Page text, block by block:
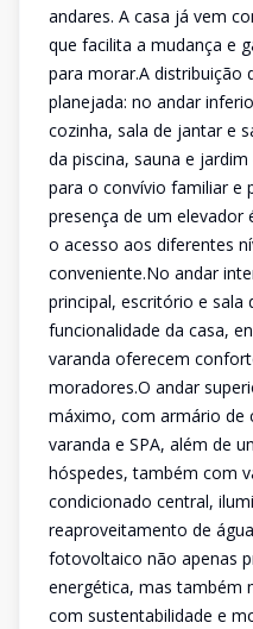
andares. A casa já vem
que facilita a mudança e
para morar.A distribuição
planejada: no andar
cozinha, sala de jantar e
da piscina, sauna e
para o convívio familiar e
presença de um elevador
o acesso aos diferentes
conveniente.No andar
principal, escritório e sala
funcionalidade da casa,
varanda oferecem
moradores.O andar
máximo, com armário de
varanda e SPA, além de
hóspedes, também com
condicionado central,
reaproveitamento de
fotovoltaico não apenas
energética, mas também
com sustentabilidade e